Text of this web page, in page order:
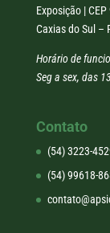
Exposição |
Caxias do Sul –
Horário de
Seg a sex, das
Contato
(54) 3223-
(54) 99618-